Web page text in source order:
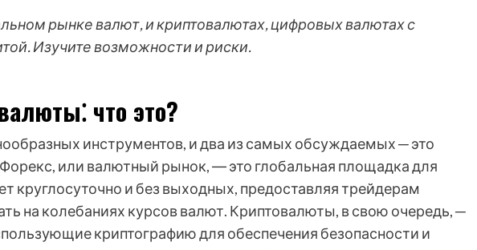
рынке валют, и криптовалютах, цифровых валютах с
Изучите возможности и риски.
что это?
инструментов, и два из самых обсуждаемых ─ это
или валютный рынок, ― это глобальная площадка для
круглосуточно и без выходных, предоставляя трейдерам
на колебаниях курсов валют. Криптовалюты, в свою очередь, ─
криптографию для обеспечения безопасности и